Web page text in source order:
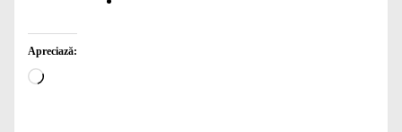
Apreciază:
Încarc...